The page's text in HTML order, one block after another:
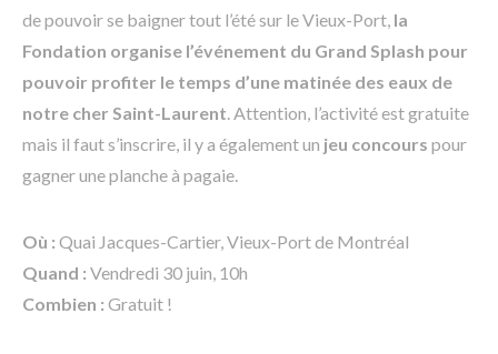
de pouvoir se baigner tout l’été sur le Vieux-Port, la
Fondation organise l’événement du Grand Splash pour
pouvoir profiter le temps d’une matinée des eaux de
notre cher Saint-Laurent . Attention, l’activité est gratuite
mais il faut s’inscrire, il y a également un jeu concours pour
gagner une planche à pagaie.
Où : Quai Jacques-Cartier, Vieux-Port de Montréal
Quand : Vendredi 30 juin, 10h
Combien : Gratuit !